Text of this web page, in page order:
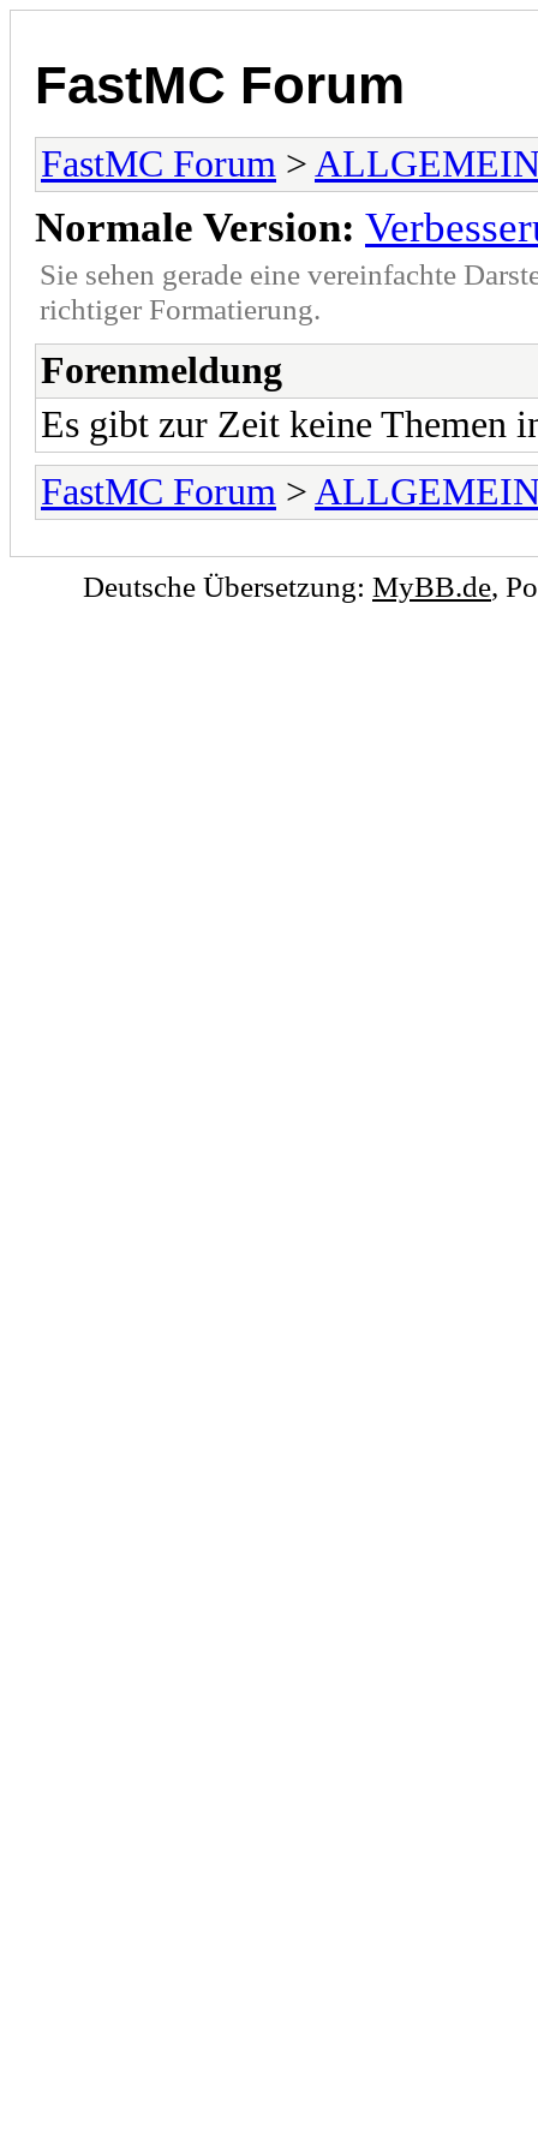
FastMC Forum
FastMC Forum >
Normale Version:
Sie sehen gerade eine vereinfachte
richtiger Formatierung.
Forenmeldung
Es gibt zur Zeit keine Themen
FastMC Forum >
Deutsche Übersetzung: MyBB.de,